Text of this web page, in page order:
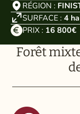
RÉGION :
SURFACE :4 ha
PRIX : 16 800€
Forêt